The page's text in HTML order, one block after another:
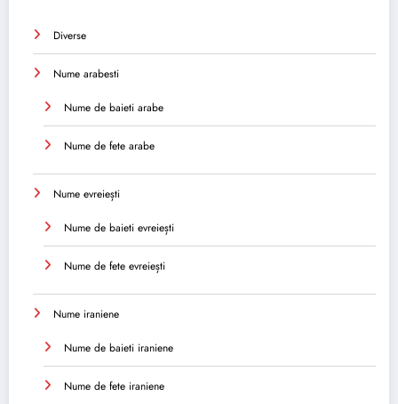
Diverse
Nume arabesti
Nume de baieti arabe
Nume de fete arabe
Nume evreiești
Nume de baieti evreiești
Nume de fete evreiești
Nume iraniene
Nume de baieti iraniene
Nume de fete iraniene